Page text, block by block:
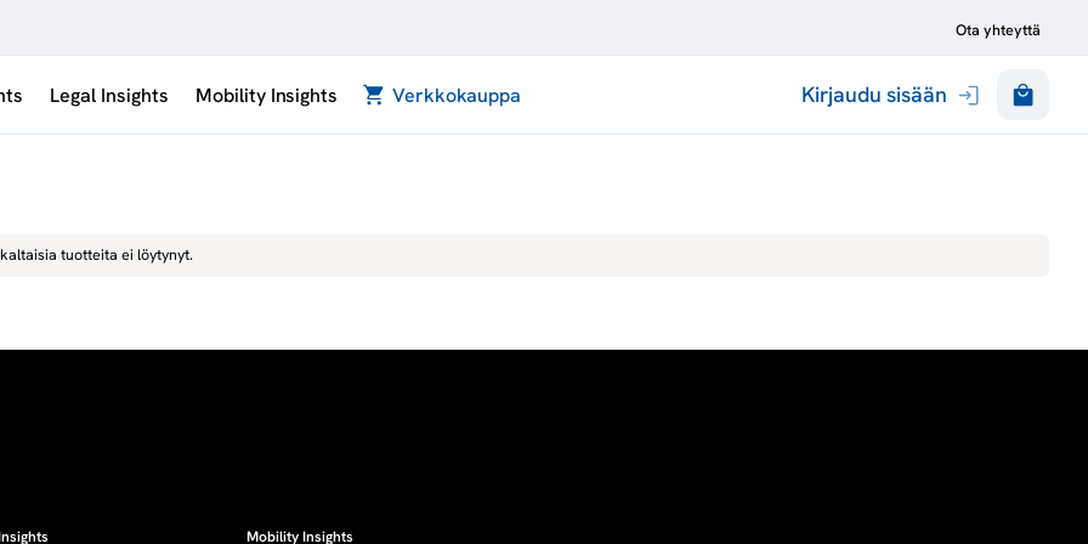
Ota yhteyttä
Legal Insights Mobility Insights Verkkokauppa Kirjaudu sisään
tuotteita ei löytynyt.
Mobility Insights